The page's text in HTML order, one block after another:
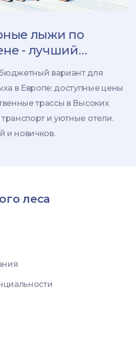
лыжи по
- лучший
для
в
вариант для
в Европе: доступные цены
трассы в Высоких
и уютные отели.
и новичков.
леса